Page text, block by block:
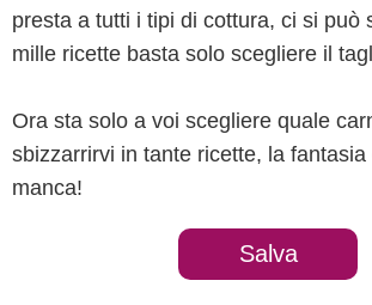
presta a tutti i tipi di cottura, ci si può
mille ricette basta solo scegliere il
Ora sta solo a voi scegliere quale
sbizzarrirvi in tante ricette, la
manca!
Salva